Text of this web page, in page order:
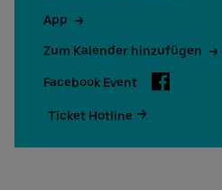
App
Zum Kalender hinzufügen
Facebook Event Facebook
Ticket Hotline